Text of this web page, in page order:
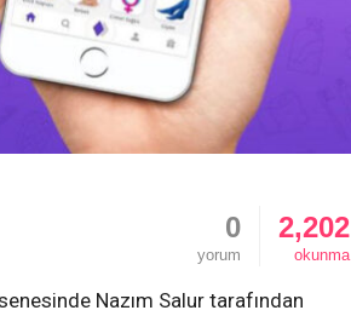
2,202
okunma
0
yorum
Nazım Salur tarafından